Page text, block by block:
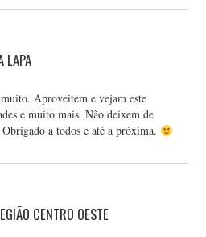
LAPA
Aproveitem e vejam este
e muito mais. Não deixem de
a todos e até a próxima.
CENTRO OESTE